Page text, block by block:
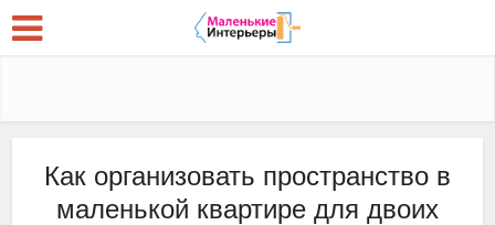
Как организовать пространство в
маленькой квартире для двоих